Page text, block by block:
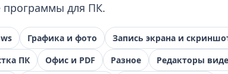
программы для ПК.
Графика и фото
Запись экрана и
ПК Офис и PDF Разное Редакторы